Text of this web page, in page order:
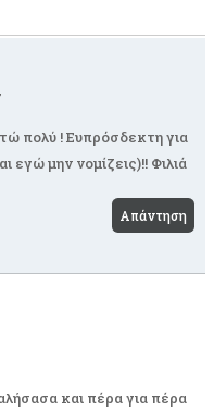
πολύ ! Ευπρόσδεκτη για
εγώ μην νομίζεις)!! Φιλιά
Απάντηση
και πέρα για πέρα